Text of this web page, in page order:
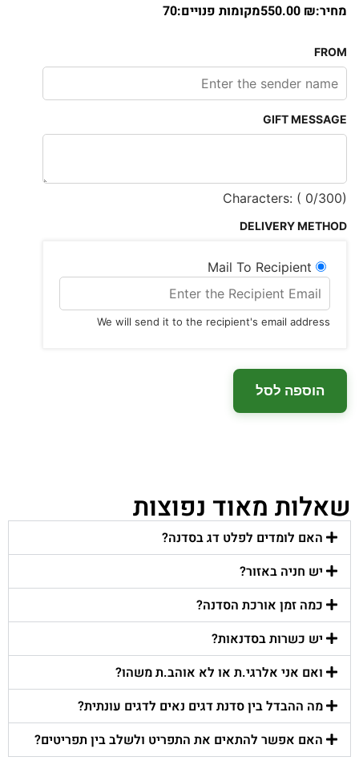
מחיר:₪ מקומות פנויים:70
FROM
GIFT MESSAGE
Characters: ( 0/300)
DELIVERY METHOD
Mail To Recipient
We will send it to the recipient's email address
הוספה לסל
שאלות מאוד נפוצות
האם לומדים לפלט דג בסדנה?
יש חניה באזור?
כמה זמן אורכת הסדנה?
יש כשרות בסדנאות?
ואם אני אלרגי.ת או לא אוהב.ת משהו?
מה ההבדל בין סדנת דגים נאים לדגים עונתית?
האם אפשר להתאים את התפריט ולשלב בין תפריטים?